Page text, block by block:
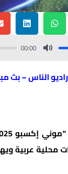
00:00
راديو الناس – بث
محلية عربية